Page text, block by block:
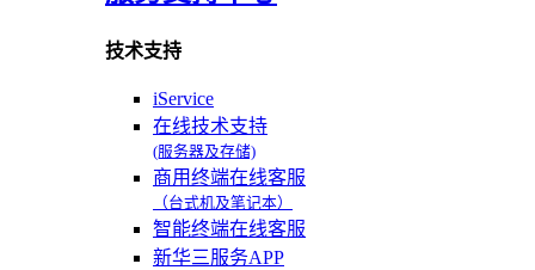
技术支持
iService
在线技术支持
(服务器及存储)
商用终端在线客服
（台式机及笔记本）
智能终端在线客服
新华三服务APP